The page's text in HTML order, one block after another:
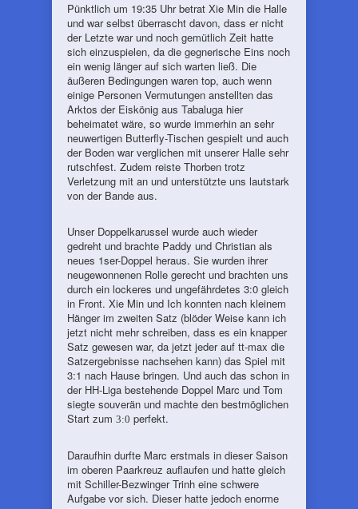
Pünktlich um 19:35 Uhr betrat Xie Min die Halle
und war selbst überrascht davon, dass er nicht
der Letzte war und noch gemütlich Zeit hatte
sich einzuspielen, da die gegnerische Eins noch
ein wenig länger auf sich warten ließ. Die
äußeren Bedingungen waren top, auch wenn
einige Personen Vermutungen anstellten das
Arktos der Eiskönig aus Tabaluga hier
beheimatet wäre, so wurde immerhin an sehr
neuwertigen Butterfly-Tischen gespielt und auch
der Boden war verglichen mit unserer Halle sehr
rutschfest. Zudem reiste Thorben trotz
Verletzung mit an und unterstützte uns lautstark
von der Bande aus.
Unser Doppelkarussel wurde auch wieder
gedreht und brachte Paddy und Christian als
neues 1ser-Doppel heraus. Sie wurden ihrer
neugewonnenen Rolle gerecht und brachten uns
durch ein lockeres und ungefährdetes 3:0 gleich
in Front. Xie Min und Ich konnten nach kleinem
Hänger im zweiten Satz (blöder Weise kann ich
jetzt nicht mehr schreiben, dass es ein knapper
Satz gewesen war, da jetzt jeder auf tt-max die
Satzergebnisse nachsehen kann) das Spiel mit
3:1 nach Hause bringen. Und auch das schon in
der HH-Liga bestehende Doppel Marc und Tom
siegte souverän und machte den bestmöglichen
Start zum 3:0 perfekt.
Daraufhin durfte Marc erstmals in dieser Saison
im oberen Paarkreuz auflaufen und hatte gleich
mit Schiller-Bezwinger Trinh eine schwere
Aufgabe vor sich. Dieser hatte jedoch enorme